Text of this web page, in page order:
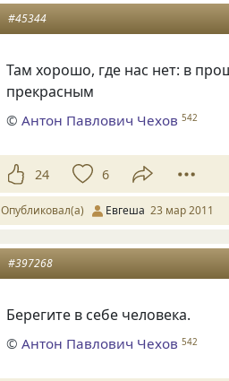
#45344
Там хорошо, где нас нет: в
прекрасным
©Антон Павлович Чехов 542
24 6
Опубликовал(а) Евгеша 23 мар 2011
#397268
Берегите в себе человека.
©Антон Павлович Чехов 542